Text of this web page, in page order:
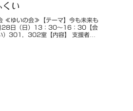
い
≪ゆいの会≫【テーマ】今も未来も
28日（日）13：30～16：30【会
）301，302室【内容】 支援者や